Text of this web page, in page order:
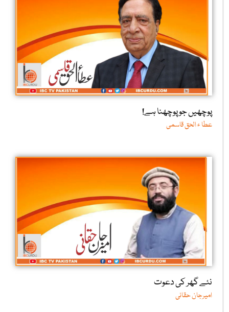
پوچھیں جو پوچھنا ہے!
عطا ء الحق قاسمی
نئے گھر کی دعوت
امیرجان حقانی